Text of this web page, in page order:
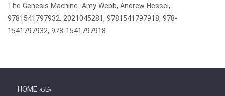
The Genesis Machine Amy Webb, Andrew Hessel,
9781541797932, 2021045281, 9781541797918, 978-
1541797932, 978-1541797918
HOME خانه